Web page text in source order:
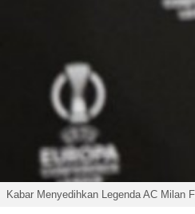
Kabar Menyedihkan Legenda AC Milan